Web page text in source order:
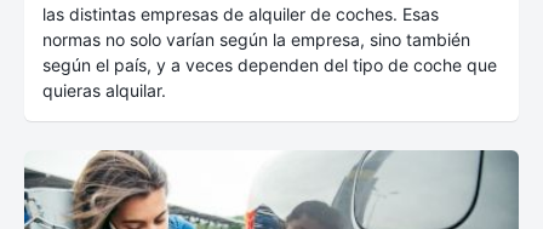
las distintas empresas de alquiler de coches. Esas
normas no solo varían según la empresa, sino también
según el país, y a veces dependen del tipo de coche que
quieras alquilar.